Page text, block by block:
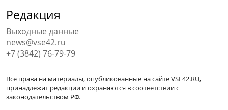
Редакция
Выходные данные
news@vse42.ru
+7 (3842) 76-79-79
Все права на материалы, опубликованные на сайте VSE42.RU,
принадлежат редакции и охраняются в соответствии с
законодательством РФ.